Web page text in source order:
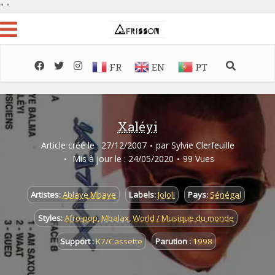
" "
FR EN PT
Xaléyi
Article créé le : 27/12/2007 par Sylvie Clerfeuille
Mis à jour le : 24/05/2020
99 Vues
Artistes:Ablaye Mbaye Labels:Jololi Pays: Sénégal
Styles:Afro-pop, Mbalax,World / Musique du monde
Support : K7/Cassette Parution : 1998